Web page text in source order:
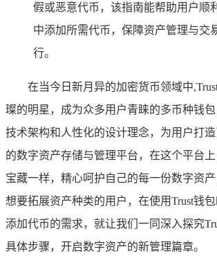
假或恶意代币，该指南能帮助用户顺
中添加所需代币，保障资产管理与交
行。
在当今日新月异的加密货币领域中
璨的明星，成为众多用户青睐的多币种钱
技术架构和人性化的设计理念，为用户打
的数字资产存储与管理平台，在这个平台
宝藏一样，精心呵护自己的每一份数字资
想要拓展资产种类的用户，在使用Trust钱
添加代币的需求，就让我们一同深入探究
具体步骤，开启数字资产的新管理篇章。